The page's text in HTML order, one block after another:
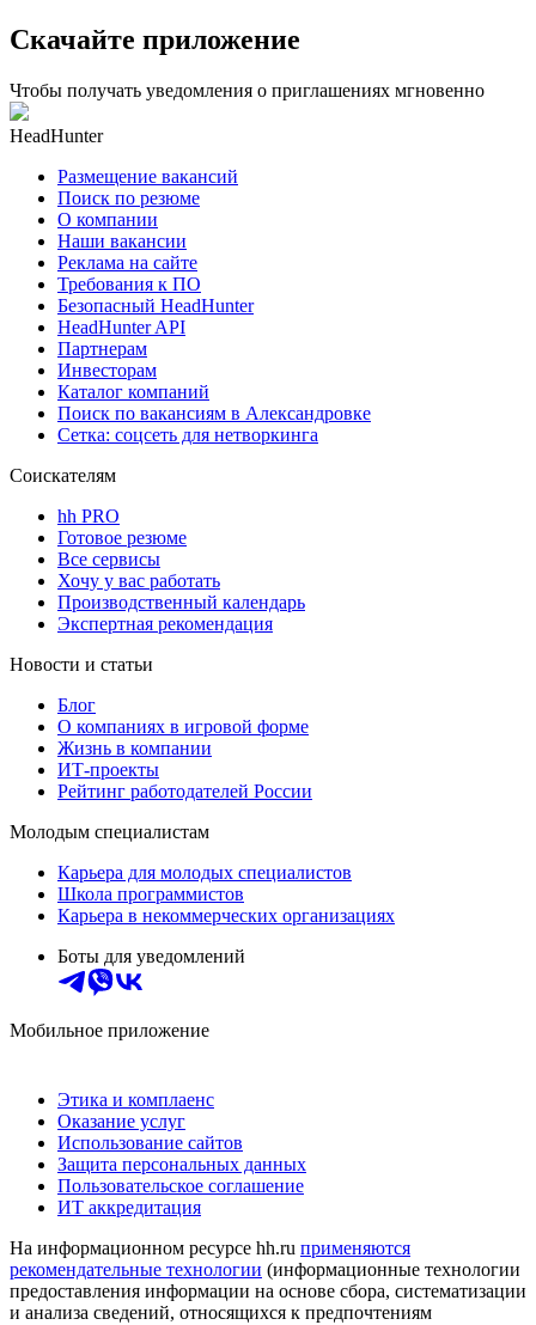
Скачайте приложение
Чтобы получать уведомления о приглашениях мгновенно
HeadHunter
Размещение вакансий
Поиск по резюме
О компании
Наши вакансии
Реклама на сайте
Требования к ПО
Безопасный HeadHunter
HeadHunter API
Партнерам
Инвесторам
Каталог компаний
Поиск по вакансиям в Александровке
Сетка: соцсеть для нетворкинга
Соискателям
hh PRO
Готовое резюме
Все сервисы
Хочу у вас работать
Производственный календарь
Экспертная рекомендация
Новости и статьи
Блог
О компаниях в игровой форме
Жизнь в компании
ИТ-проекты
Рейтинг работодателей России
Молодым специалистам
Карьера для молодых специалистов
Школа программистов
Карьера в некоммерческих организациях
Боты для уведомлений
Мобильное приложение
Этика и комплаенс
Оказание услуг
Использование сайтов
Защита персональных данных
Пользовательское соглашение
ИТ аккредитация
На информационном ресурсе hh.ru применяются
рекомендательные технологии (информационные технологии
предоставления информации на основе сбора, систематизации
и анализа сведений, относящихся к предпочтениям